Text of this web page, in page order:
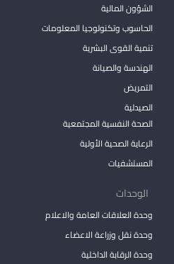
الشؤون المالية
الحاسوب وتكنولوجيا المعلومات
تنمية القوى البشرية
الهندسة والصيانة
التمريض
الصيدلية
الصحة النفسية المجتمعية
الرعاية الصحية الأولية
المستشفيات
الوحدات
وحدة العلاقات العامة والاعلام
وحدة نقل وزراعة الاعضاء
وحدة الرقابة الداخلية